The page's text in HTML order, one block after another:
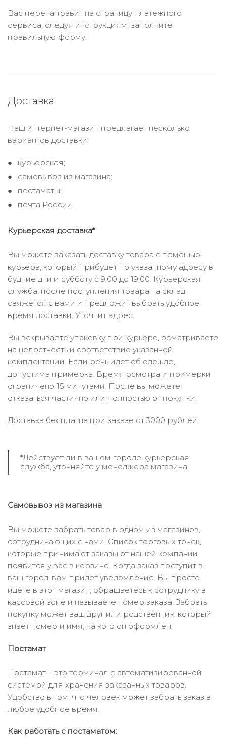
Вас перенаправит на страницу платежного
сервиса, следуя инструкциям, заполните
правильную форму.
Доставка
Наш интернет-магазин предлагает несколько
вариантов доставки:
курьерская;
самовывоз из магазина;
постаматы;
почта России.
Курьерская доставка*
Вы можете заказать доставку товара с помощью
курьера, который прибудет по указанному адресу в
будние дни и субботу с 9.00 до 19.00. Курьерская
служба, после поступления товара на склад,
свяжется с вами и предложит выбрать удобное
время доставки. Уточнит адрес.
Вы вскрываете упаковку при курьере, осматриваете
на целостность и соответствие указанной
комплектации. Если речь идёт об одежде,
допустима примерка. Время осмотра и примерки
ограничено 15 минутами. После вы можете
отказаться частично или полностью от покупки.
Доставка бесплатна при заказе от 3000 рублей.
*Действует ли в вашем городе курьерская
служба, уточняйте у менеджера магазина.
Самовывоз из магазина
Вы можете забрать товар в одном из магазинов,
сотрудничающих с нами. Список торговых точек,
которые принимают заказы от нашей компании
появится у вас в корзине. Когда заказ поступит в
ваш город, вам придёт уведомление. Вы просто
идёте в этот магазин, обращаетесь к сотруднику в
кассовой зоне и называете номер заказа. Забрать
покупку может ваш друг или родственник, который
знает номер и имя, на кого он оформлен.
Постамат
Постамат – это терминал с автоматизированной
системой для хранения заказанных товаров.
Удобство в том, что человек может забрать заказ в
любое удобное время.
Как работать с постаматом: